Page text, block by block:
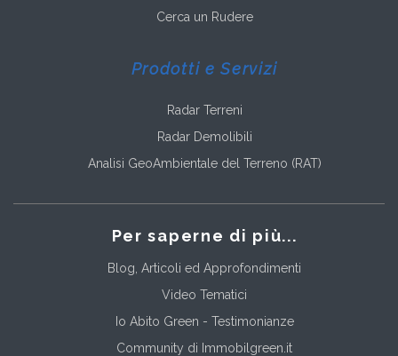
Cerca un Rudere
Prodotti e Servizi
Radar Terreni
Radar Demolibili
Analisi GeoAmbientale del Terreno (RAT)
Per saperne di più...
Blog, Articoli ed Approfondimenti
Video Tematici
Io Abito Green - Testimonianze
Community di Immobilgreen.it